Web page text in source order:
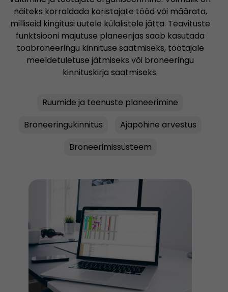
näiteks korraldada koristajate tööd või määrata,
milliseid kingitusi uutele külalistele jätta. Teavituste
funktsiooni majutuse planeerijas saab kasutada
toabroneeringu kinnituse saatmiseks, töötajale
meeldetuletuse jätmiseks või broneeringu
kinnituskirja saatmiseks.
Ruumide ja teenuste planeerimine
Broneeringukinnitus
Ajapõhine arvestus
Broneerimissüsteem